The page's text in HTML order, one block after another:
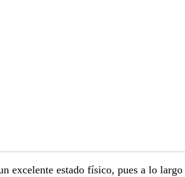
excelente estado físico, pues a lo largo